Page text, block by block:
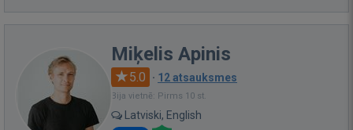
Miķelis Apinis
5.0 · 12 atsauksmes
Bija vietnē: Pirms 10 st.
Latviski, English